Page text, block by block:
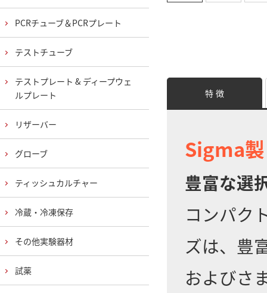
特 徴
Sigma
豊富な選
コンパク
ズは、豊
およびさ
PCRチューブ＆PCRプレート
テストチューブ
テストプレート & ディープウェ
ルプレート
リザーバー
グローブ
ティッシュカルチャー
冷蔵・冷凍保存
その他実験器材
試薬